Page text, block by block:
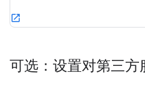
可选：设置对第三